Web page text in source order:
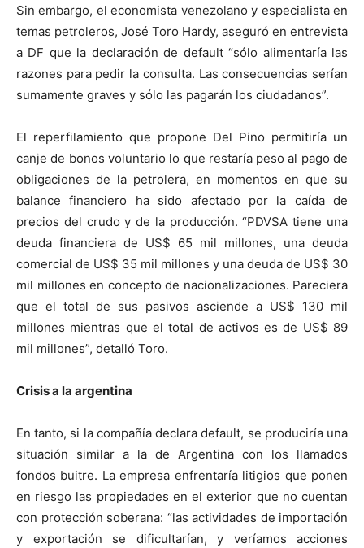
Sin embargo, el economista venezolano y especialista en
temas petroleros, José Toro Hardy, aseguró en entrevista
a DF que la declaración de default “sólo alimentaría las
razones para pedir la consulta. Las consecuencias serían
sumamente graves y sólo las pagarán los ciudadanos”.
El reperfilamiento que propone Del Pino permitiría un
canje de bonos voluntario lo que restaría peso al pago de
obligaciones de la petrolera, en momentos en que su
balance financiero ha sido afectado por la caída de
precios del crudo y de la producción. “PDVSA tiene una
deuda financiera de US$ 65 mil millones, una deuda
comercial de US$ 35 mil millones y una deuda de US$ 30
mil millones en concepto de nacionalizaciones. Pareciera
que el total de sus pasivos asciende a US$ 130 mil
millones mientras que el total de activos es de US$ 89
mil millones”, detalló Toro.
Crisis a la argentina
En tanto, si la compañía declara default, se produciría una
situación similar a la de Argentina con los llamados
fondos buitre. La empresa enfrentaría litigios que ponen
en riesgo las propiedades en el exterior que no cuentan
con protección soberana: “las actividades de importación
y exportación se dificultarían, y veríamos acciones